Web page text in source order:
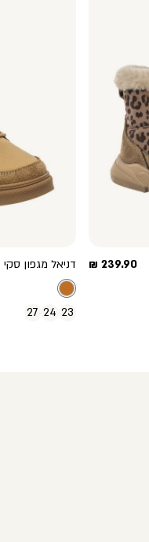
מחיר
239.90 ₪ דניאל מגפון סקי
23
24
27